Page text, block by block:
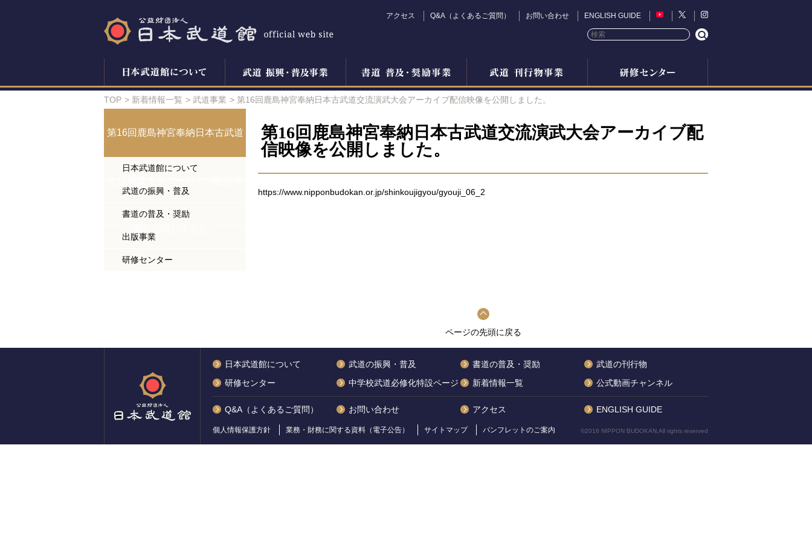
アクセス Q&A（よくあるご質問） お問い合わせ ENGLISH GUIDE
TOP 新着情報一覧 武道事業 第16回鹿島神宮奉納日本古武道交流演武大会アーカイブ配信映像を公開しました。
第16回鹿島神宮奉納日本古武道
日本武道館について
武道の振興・普及
書道の普及・奨励
出版事業
研修センター
第16回鹿島神宮奉納日本古武道交流演武大会アーカイブ配
信映像を公開しました。
https://www.nipponbudokan.or.jp/shinkoujigyou/gyouji_06_2
ページの先頭に戻る
日本武道館について 武道の振興・普及 書道の普及・奨励
武道の刊行物
研修センター
中学校武道必修化特設ページ 新着情報一覧 公式動画チャンネル
Q&A（よくあるご質問） お問い合わせ アクセス ENGLISH GUIDE
個人情報保護方針 業務・財務に関する資料（電子公告） サイトマップ パンフレットのご案内 ©2016 NIPPON BUDOKAN,All rights reserved